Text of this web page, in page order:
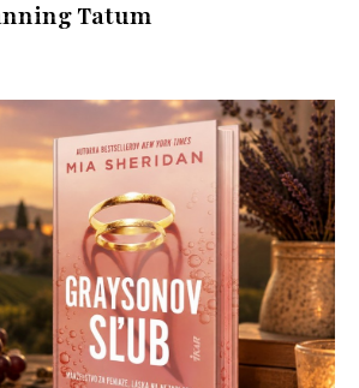
Tatum